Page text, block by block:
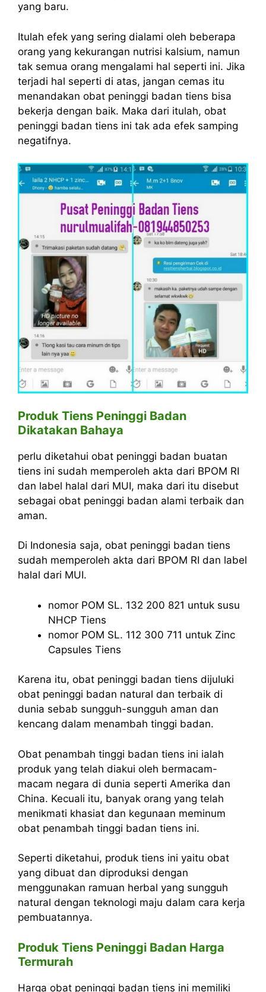
yang baru.
Itulah efek yang sering dialami oleh beberapa
orang yang kekurangan nutrisi kalsium, namun
tak semua orang mengalami hal seperti ini. Jika
terjadi hal seperti di atas, jangan cemas itu
menandakan obat peninggi badan tiens bisa
bekerja dengan baik. Maka dari itulah, obat
peninggi badan tiens ini tak ada efek samping
negatifnya.
Produk Tiens Peninggi Badan
Dikatakan Bahaya
perlu diketahui obat peninggi badan buatan
tiens ini sudah memperoleh akta dari BPOM RI
dan label halal dari MUI, maka dari itu disebut
sebagai obat peninggi badan alami terbaik dan
aman.
Di Indonesia saja, obat peninggi badan tiens
sudah memperoleh akta dari BPOM RI dan label
halal dari MUI.
nomor POM SL. 132 200 821 untuk susu
NHCP Tiens
nomor POM SL. 112 300 711 untuk Zinc
Capsules Tiens
Karena itu, obat peninggi badan tiens dijuluki
obat peninggi badan natural dan terbaik di
dunia sebab sungguh-sungguh aman dan
kencang dalam menambah tinggi badan.
Obat penambah tinggi badan tiens ini ialah
produk yang telah diakui oleh bermacam-
macam negara di dunia seperti Amerika dan
China. Kecuali itu, banyak orang yang telah
menikmati khasiat dan kegunaan meminum
obat penambah tinggi badan tiens ini.
Seperti diketahui, produk tiens ini yaitu obat
yang dibuat dan diproduksi dengan
menggunakan ramuan herbal yang sungguh
natural dengan teknologi maju dalam cara kerja
pembuatannya.
Produk Tiens Peninggi Badan Harga
Termurah
Harga obat peninggi badan tiens ini memiliki